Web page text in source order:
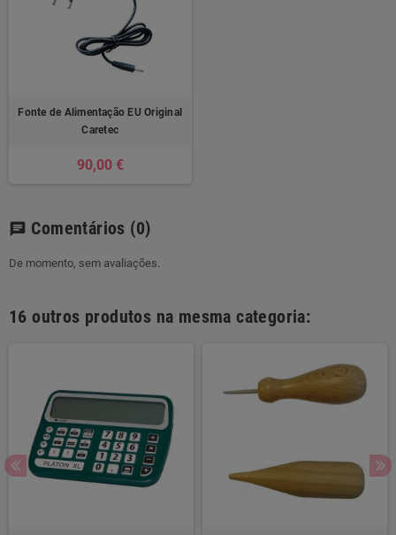
Fonte de Alimentação EU Original
Caretec
90,00 €
chat Comentários (0)
De momento, sem avaliações.
16 outros produtos na mesma categoria: